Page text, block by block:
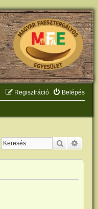
Belépés
Regisztráció
Keresés